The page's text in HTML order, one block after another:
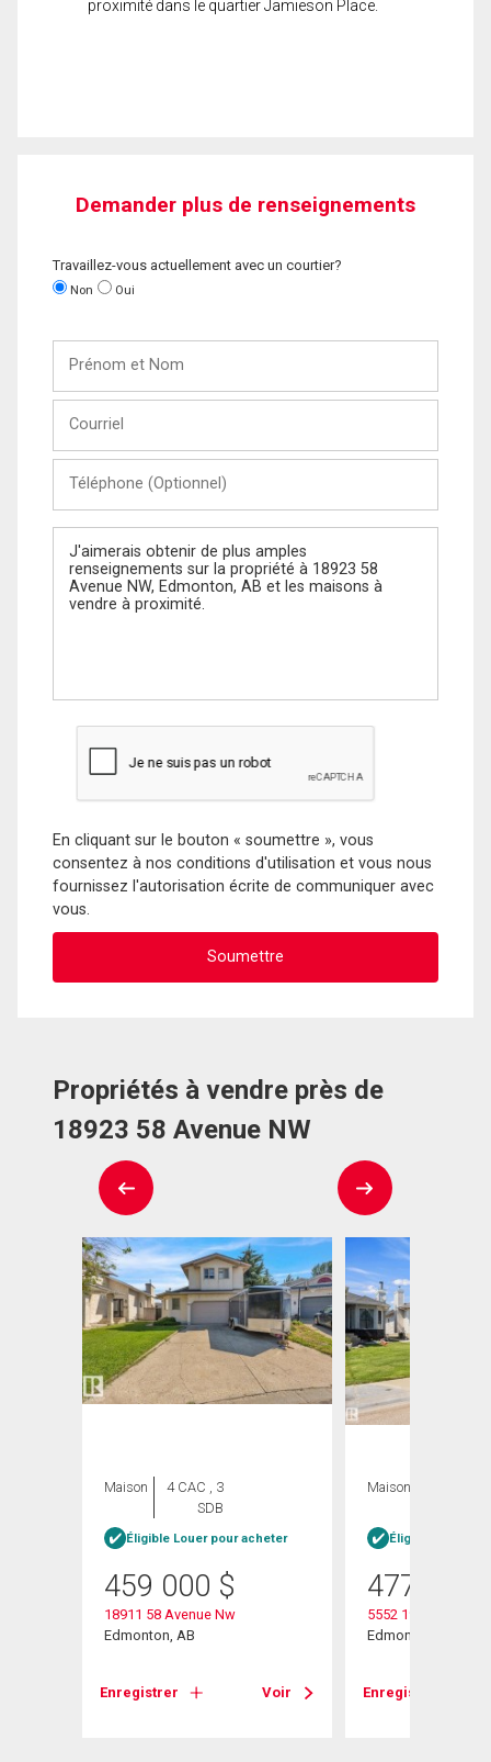
proximité dans le quartier Jamieson Place.
Demander plus de renseignements
Travaillez-vous actuellement avec un courtier?
Non Oui
Nom
(Optionnel)
Message
En cliquant sur le bouton « soumettre », vous
consentez à nos conditions d'utilisation et vous nous
fournissez l'autorisation écrite de communiquer avec
vous.
Propriétés à vendre près de
18923 58 Avenue NW
Maison
4 CAC , 3
SDB
Éligible Louer pour acheter
459 000 $
18911 58 Avenue Nw
Edmonton, AB
Enregistrer Voir
Maison
Éligible Louer
477 400
5552 190a Street
Edmonton, AB
Enregistrer